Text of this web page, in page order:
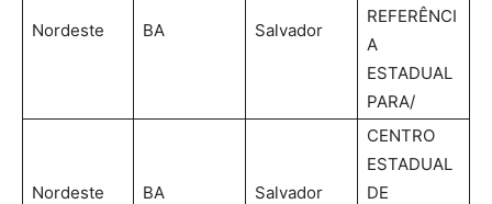
Nordeste BA Salvador
REFERÊNCI
A
ESTADUAL
PARA/
Nordeste BA Salvador
CENTRO
ESTADUAL
DE